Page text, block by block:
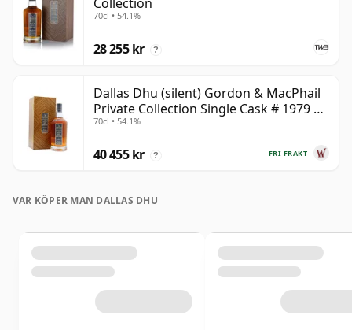
70cl • 54.1%
28 255 kr ?
Dallas Dhu (silent) Gordon & MacPhail
Private Collection Single Cask # 1979 43
år gammal
70cl • 54.1%
FRI FRAKT
40 455 kr ?
VAR KÖPER MAN DALLAS DHU